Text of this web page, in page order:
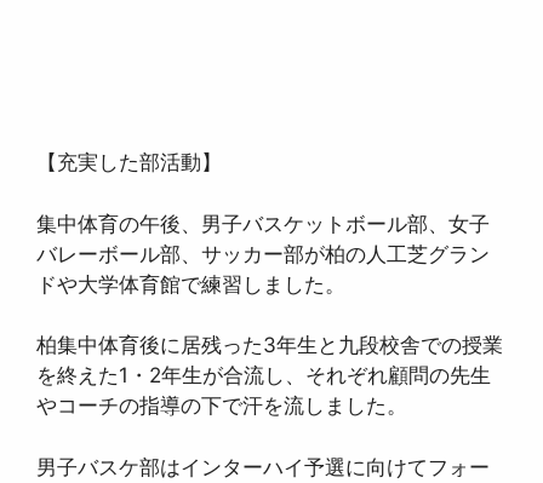
【充実した部活動】
集中体育の午後、男子バスケットボール部、女子
バレーボール部、サッカー部が柏の人工芝グラン
ドや大学体育館で練習しました。
柏集中体育後に居残った3年生と九段校舎での授業
を終えた1・2年生が合流し、それぞれ顧問の先生
やコーチの指導の下で汗を流しました。
男子バスケ部はインターハイ予選に向けてフォー